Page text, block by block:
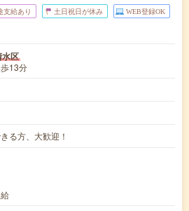
支給あり 土日祝日が休み WEB登録OK
区
13分
る方、大歓迎！